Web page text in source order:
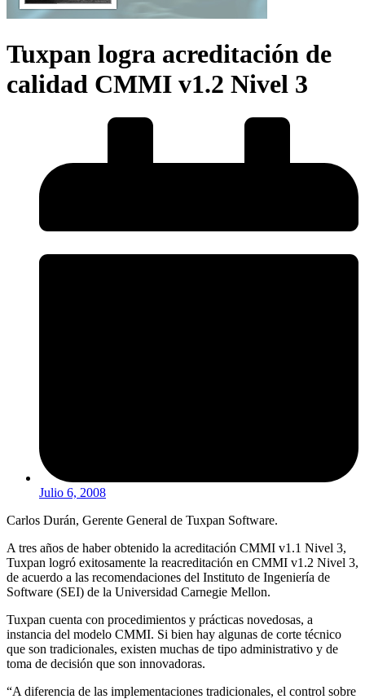
Tuxpan logra acreditación de
calidad CMMI v1.2 Nivel 3
Julio 6, 2008
Carlos Durán, Gerente General de Tuxpan Software.
A tres años de haber obtenido la acreditación CMMI v1.1 Nivel 3,
Tuxpan logró exitosamente la reacreditación en CMMI v1.2 Nivel 3,
de acuerdo a las recomendaciones del Instituto de Ingeniería de
Software (SEI) de la Universidad Carnegie Mellon.
Tuxpan cuenta con procedimientos y prácticas novedosas, a
instancia del modelo CMMI. Si bien hay algunas de corte técnico
que son tradicionales, existen muchas de tipo administrativo y de
toma de decisión que son innovadoras.
“A diferencia de las implementaciones tradicionales, el control sobre